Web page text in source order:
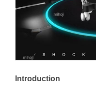
Introduction